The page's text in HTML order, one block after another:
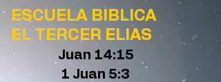
ESCUELA BIBLICA
EL TERCER ELIAS
Juan 14:15
1 Juan 5:3